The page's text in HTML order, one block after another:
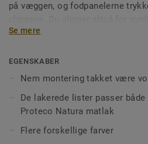
på væggen, og fodpanelerne
kabler og ledninger bag panelet.
Panelerne kan også monteres
matlak. Eftersom træ er et
være små variationer i farve og
Se mere
EGENSKABER
Nem montering takket være
De lakerede lister passer
Proteco Natura matlak
Flere forskellige farver